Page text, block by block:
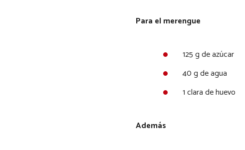
Para el merengue
125 g de azúcar
40 g de agua
1 clara de huevo
Además